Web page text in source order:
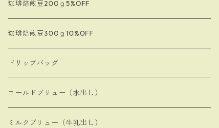
珈琲焙煎豆200ｇ5%OFF
珈琲焙煎豆300ｇ10%OFF
ドリップバッグ
コールドブリュー（水出し）
ミルクブリュー（牛乳出し）